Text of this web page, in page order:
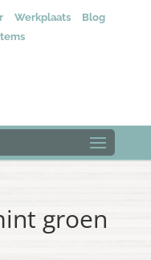
Werkplaats
Blog
groen